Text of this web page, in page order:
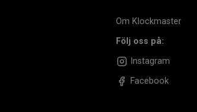
Om Klockmaster
Följ oss på:
Instagram
Facebook